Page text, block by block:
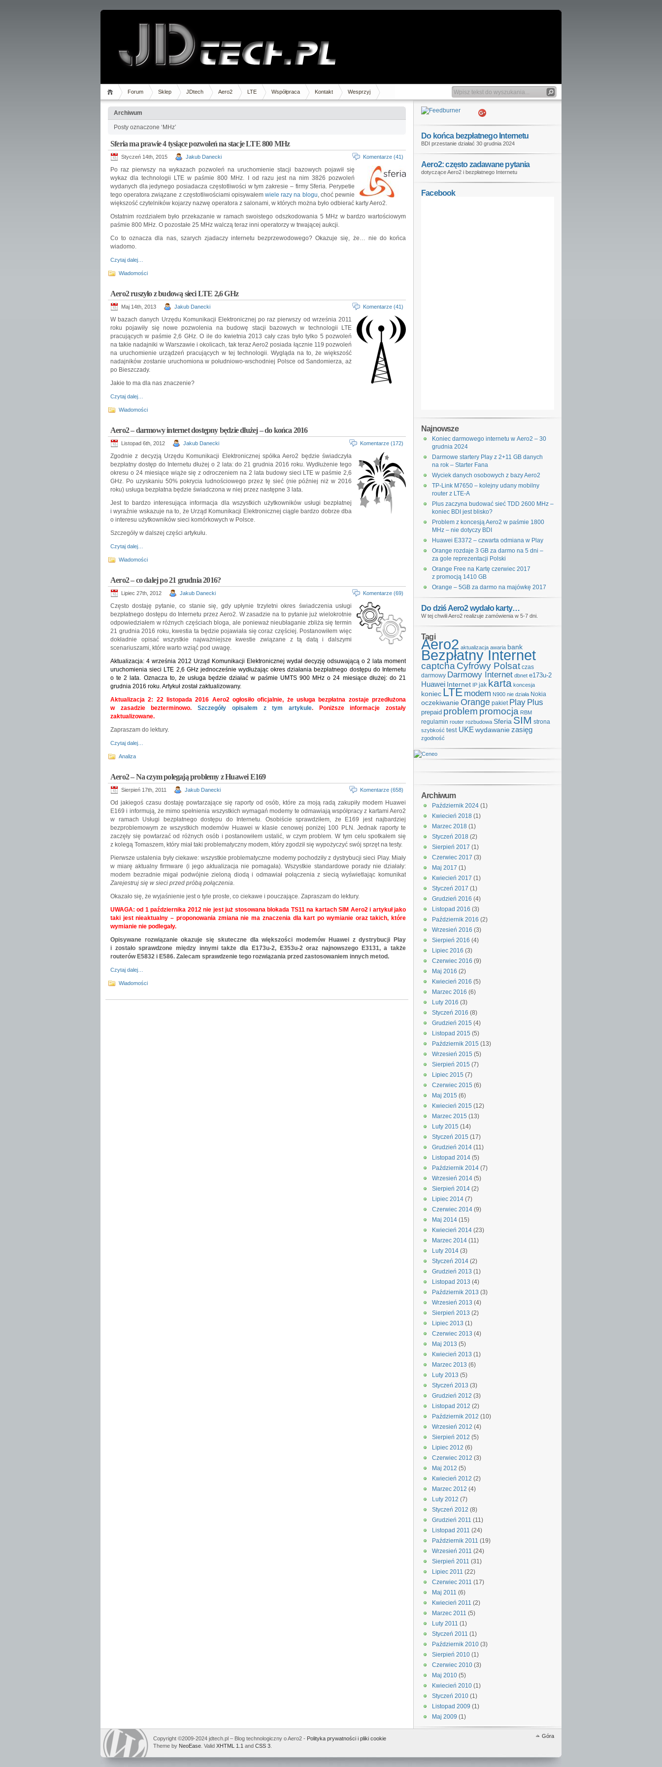
Forum Sklep JDtech Aero2 LTE Współpraca Kontakt Wesprzyj
Archiwum
Posty oznaczone ‘MHz’
Sferia ma prawie 4 tysiące pozwoleń na stacje LTE 800 MHz
Styczeń 14th, 2015 Jakub Danecki Komentarze (41)
Po raz pierwszy na wykazach pozwoleń na uruchomienie stacji bazowych pojawił się
wykaz dla technologii LTE w paśmie 800 MHz. I od razu jest na nim 3826 pozwoleń
wydanych dla jedynego posiadacza częstotliwości w tym zakresie – firmy Sferia. Perypetie
tego operatora związane z częstotliwościami opisywałemwiele razy na blogu, choć pewnie
większość czytelników kojarzy nazwę operatora z salonami, w których można było odbierać karty Aero2.
Ostatnim rozdziałem było przekazanie w ramach swoistego odszkodowania 5 MHz w bardzo wartościowym
paśmie 800 MHz. O pozostałe 25 MHz walczą teraz inni operatorzy w trwającej aukcji.
Co to oznacza dla nas, szarych zjadaczy internetu bezprzewodowego? Okazuje się, że… nie do końca
wiadomo.
Czytaj dalej…
Wiadomości
Aero2 ruszyło z budową sieci LTE 2,6 GHz
Maj 14th, 2013 Jakub Danecki Komentarze (41)
W bazach danych Urzędu Komunikacji Elektronicznej po raz pierwszy od września 2011
roku pojawiły się nowe pozwolenia na budowę stacji bazowych w technologii LTE
pracujących w paśmie 2,6 GHz. O ile do kwietnia 2013 cały czas było tylko 5 pozwoleń
na takie nadajniki w Warszawie i okolicach, tak teraz Aero2 posiada łącznie 119 pozwoleń
na uruchomienie urządzeń pracujących w tej technologii. Wygląda na to, że większość
nadajników zostanie uruchomiona w południowo-wschodniej Polsce od Sandomierza, aż
po Bieszczady.
Jakie to ma dla nas znaczenie?
Czytaj dalej…
Wiadomości
Aero2 – darmowy internet dostępny będzie dłużej – do końca 2016
Listopad 6th, 2012 Jakub Danecki Komentarze (172)
Zgodnie z decyzją Urzędu Komunikacji Elektronicznej spółka Aero2 będzie świadczyła
bezpłatny dostęp do Internetu dłużej o 2 lata: do 21 grudnia 2016 roku. Wydłużenie tego
okresu o 24 miesiące wiąże się z odroczeniem na 2 lata budowy sieci LTE w paśmie 2,6
GHz. Po uzyskaniu 50% pokrycia ludnościowego przez tę sieć (nie później niż w 2016
roku) usługa bezpłatna będzie świadczona w niej przez następne 3 lata.
Jest to bardzo interesująca informacja dla wszystkich użytkowników usługi bezpłatnej
i wyraźnie wskazuje na to, że Urząd Komunikacji Elektronicznej ciągle bardzo dobrze dba
o interesu użytkowników sieci komórkowych w Polsce.
Szczegóły w dalszej części artykułu.
Czytaj dalej…
Wiadomości
Aero2 – co dalej po 21 grudnia 2016?
Lipiec 27th, 2012 Jakub Danecki Komentarze (69)
Często dostaję pytanie, co stanie się, gdy upłynie trzyletni okres świadczenia usługi
bezpłatnego dostępu do Internetu przez Aero2. W zasadzie na to pytanie już wielokrotnie
odpowiedziałem w różnych częściach bloga, ale ponieważ nieubłaganie zbliża się termin
21 grudnia 2016 roku, kwestia ta będzie pojawiała się coraz częściej. Postanowiłem więc
dokładnie opisać wszystkie najważniejsze kwestie związane z tą datą i dalszymi
scenariuszami, które warto wziąć pod uwagę.
Aktualizacja: 4 września 2012 Urząd Komunikacji Elektronicznej wydał decyzję odsuwającą o 2 lata moment
uruchomienia sieci LTE 2,6 GHz jednocześnie wydłużając okres działania bezpłatnego dostępu do Internetu
o te 2 lata. Oznacza to, że usługa będzie działać w paśmie UMTS 900 MHz o 24 miesiące dłużej: do 21
grudnia 2016 roku. Artykuł został zaktualizowany.
Aktualizacja 2: 22 listopada 2016 Aero2 ogłosiło oficjalnie, że usługa bezpłatna zostaje przedłużona
w zasadzie bezterminowo.Szczegóły opisałem z tym artykule. Poniższe informacje zostały
zaktualizowane.
Zapraszam do lektury.
Czytaj dalej…
Analiza
Aero2 – Na czym polegają problemy z Huawei E169
Sierpień 17th, 2011 Jakub Danecki Komentarze (658)
Od jakiegoś czasu dostaję powtarzające się raporty od osób, które za moją radą zakupiły modem Huawei
E169 i informują, że mimo spełnienia wszystkich wymagań modemy te odmawiają współpracy z kartami Aero2
w ramach Usługi bezpłatnego dostępu do Internetu. Osobiście sprawdziłem, że E169 jest najbardziej
bezproblemowym ze wszystkich modemów Huawei w klasie cenowej poniżej 100 PLN. Jednak raporty te
zaczęły się powtarzać od różnych osób i postanowiłem ustalić, w czym problem. W tym celu spotkałem się
z kolegą Tomaszem, który miał taki problematyczny modem, który zgodził się wypożyczyć swój sprzęt na testy.
Pierwsze ustalenia były ciekawe: wszystkie problematyczne modemy pochodziły z dystrybucji sieci Play. Miały
w miarę aktualny firmware (i jego aktualizacja nie pomagała). Wszystkie standardowe porady nie działały:
modem bezradnie migał podwójnie zieloną diodą i odmawiał połączenia z siecią wyświetlając komunikat
Zarejestruj się w sieci przed próbą połączenia.
Okazało się, że wyjaśnienie jest o tyle proste, co ciekawe i pouczające. Zapraszam do lektury.
UWAGA: od 1 października 2012 nie jest już stosowana blokada TS11 na kartach SIM Aero2 i artykuł jako
taki jest nieaktualny – proponowania zmiana nie ma znaczenia dla kart po wymianie oraz takich, które
wymianie nie podlegały.
Opisywane rozwiązanie okazuje się skuteczne dla większości modemów Huawei z dystrybucji Play
i zostało sprawdzone między innymi także dla E173u-2, E353u-2 oraz najnowszego E3131, a także
routerów E5832 i E586. Zalecam sprawdzenie tego rozwiązania przed zastosowaniem innych metod.
Czytaj dalej…
Wiadomości
Do końca bezpłatnego Internetu
BDI przestanie działać 30 grudnia 2024
Aero2: często zadawane pytania
dotyczące Aero2 i bezpłatnego Internetu
Facebook
Najnowsze
Koniec darmowego internetu w Aero2 – 30
grudnia 2024
Darmowe startery Play z 2+11 GB danych
na rok – Starter Fana
Wyciek danych osobowych z bazy Aero2
TP-Link M7650 – kolejny udany mobilny
router z LTE-A
Plus zaczyna budować sieć TDD 2600 MHz –
koniec BDI jest blisko?
Problem z koncesją Aero2 w paśmie 1800
MHz – nie dotyczy BDI
Huawei E3372 – czwarta odmiana w Play
Orange rozdaje 3 GB za darmo na 5 dni –
za gole reprezentacji Polski
Orange Free na Kartę czerwiec 2017
z promocją 1410 GB
Orange – 5GB za darmo na majówkę 2017
Do dziś Aero2 wydało karty…
W tej chwili Aero2 realizuje zamówienia w 5-7 dni.
Tagi
Aero2 aktualizacja awaria bank
Bezpłatny Internet
captcha Cyfrowy Polsat czas
darmowy Darmowy Internet dbnet e173u-2
Huawei Internet IP jak karta koncesja
koniec LTE modem N900 nie działa Nokia
oczekiwanie Orange pakiet Play Plus
prepaid problem promocja RBM
regulamin router rozbudowa Sferia SIM strona
szybkość test UKE wydawaniezasięg
zgodność
Archiwum
Październik 2024 (1)
Kwiecień 2018 (1)
Marzec 2018 (1)
Styczeń 2018 (2)
Sierpień 2017 (1)
Czerwiec 2017 (3)
Maj 2017 (1)
Kwiecień 2017 (1)
Styczeń 2017 (1)
Grudzień 2016 (4)
Listopad 2016 (3)
Październik 2016 (2)
Wrzesień 2016 (3)
Sierpień 2016 (4)
Lipiec 2016 (3)
Czerwiec 2016 (9)
Maj 2016 (2)
Kwiecień 2016 (5)
Marzec 2016 (6)
Luty 2016 (3)
Styczeń 2016 (8)
Grudzień 2015 (4)
Listopad 2015 (5)
Październik 2015 (13)
Wrzesień 2015 (5)
Sierpień 2015 (7)
Lipiec 2015 (7)
Czerwiec 2015 (6)
Maj 2015 (6)
Kwiecień 2015 (12)
Marzec 2015 (13)
Luty 2015 (14)
Styczeń 2015 (17)
Grudzień 2014 (11)
Listopad 2014 (5)
Październik 2014 (7)
Wrzesień 2014 (5)
Sierpień 2014 (2)
Lipiec 2014 (7)
Czerwiec 2014 (9)
Maj 2014 (15)
Kwiecień 2014 (23)
Marzec 2014 (11)
Luty 2014 (3)
Styczeń 2014 (2)
Grudzień 2013 (1)
Listopad 2013 (4)
Październik 2013 (3)
Wrzesień 2013 (4)
Sierpień 2013 (2)
Lipiec 2013 (1)
Czerwiec 2013 (4)
Maj 2013 (5)
Kwiecień 2013 (1)
Marzec 2013 (6)
Luty 2013 (5)
Styczeń 2013 (3)
Grudzień 2012 (3)
Listopad 2012 (2)
Październik 2012 (10)
Wrzesień 2012 (4)
Sierpień 2012 (5)
Lipiec 2012 (6)
Czerwiec 2012 (3)
Maj 2012 (5)
Kwiecień 2012 (2)
Marzec 2012 (4)
Luty 2012 (7)
Styczeń 2012 (8)
Grudzień 2011 (11)
Listopad 2011 (24)
Październik 2011 (19)
Wrzesień 2011 (24)
Sierpień 2011 (31)
Lipiec 2011 (22)
Czerwiec 2011 (17)
Maj 2011 (6)
Kwiecień 2011 (2)
Marzec 2011 (5)
Luty 2011 (1)
Styczeń 2011 (1)
Październik 2010 (3)
Sierpień 2010 (1)
Czerwiec 2010 (3)
Maj 2010 (5)
Kwiecień 2010 (1)
Styczeń 2010 (1)
Listopad 2009 (1)
Maj 2009 (1)
Góra
Copyright ©2009-2024 jdtech.pl – Blog technologiczny o Aero2 - Polityka prywatności i pliki cookie
Theme by NeoEase . Valid XHTML 1.1 and CSS 3